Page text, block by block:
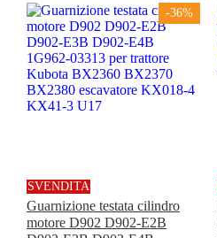
-36%
SVENDITA
Guarnizione testata cilindro
motore D902 D902-E2B